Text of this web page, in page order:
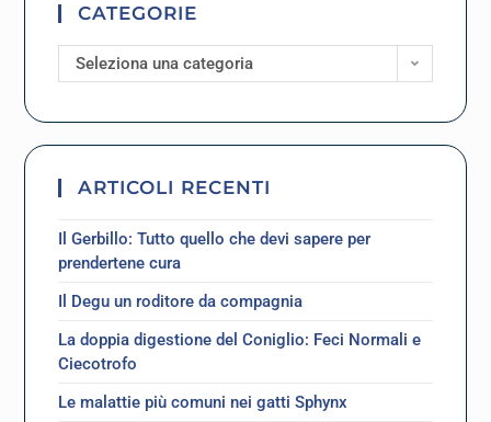
CATEGORIE
Seleziona una categoria
ARTICOLI RECENTI
Il Gerbillo: Tutto quello che devi sapere per
prendertene cura
Il Degu un roditore da compagnia
La doppia digestione del Coniglio: Feci Normali e
Ciecotrofo
Le malattie più comuni nei gatti Sphynx